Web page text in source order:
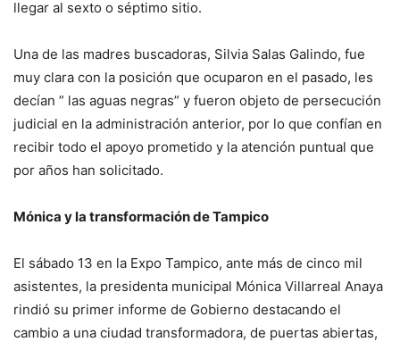
llegar al sexto o séptimo sitio.
Una de las madres buscadoras, Silvia Salas Galindo, fue
muy clara con la posición que ocuparon en el pasado, les
decían ” las aguas negras” y fueron objeto de persecución
judicial en la administración anterior, por lo que confían en
recibir todo el apoyo prometido y la atención puntual que
por años han solicitado.
Mónica y la transformación de Tampico
El sábado 13 en la Expo Tampico, ante más de cinco mil
asistentes, la presidenta municipal Mónica Villarreal Anaya
rindió su primer informe de Gobierno destacando el
cambio a una ciudad transformadora, de puertas abiertas,